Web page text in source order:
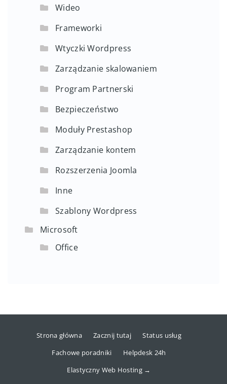
Wideo
Frameworki
Wtyczki Wordpress
Zarządzanie skalowaniem
Program Partnerski
Bezpieczeństwo
Moduły Prestashop
Zarządzanie kontem
Rozszerzenia Joomla
Inne
Szablony Wordpress
Microsoft
Office
Strona główna Zacznij tutaj
Status usług
Fachowe poradniki
Helpdesk 24h
Elastyczny Web Hosting →